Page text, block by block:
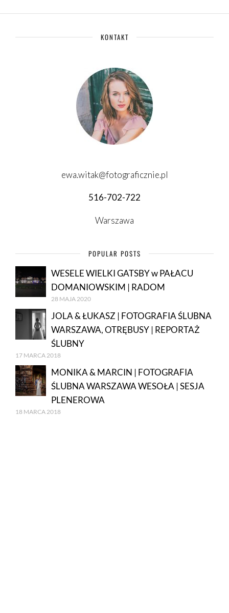
KONTAKT
ewa.witak@fotograficznie.pl
516-702-722
Warszawa
POPULAR POSTS
WESELE WIELKI GATSBY w PAŁACU
DOMANIOWSKIM | RADOM
28 MAJA 2020
JOLA & ŁUKASZ | FOTOGRAFIA ŚLUBNA
WARSZAWA, OTRĘBUSY | REPORTAŻ
ŚLUBNY
17 MARCA 2018
MONIKA & MARCIN | FOTOGRAFIA
ŚLUBNA WARSZAWA WESOŁA | SESJA
PLENEROWA
18 MARCA 2018